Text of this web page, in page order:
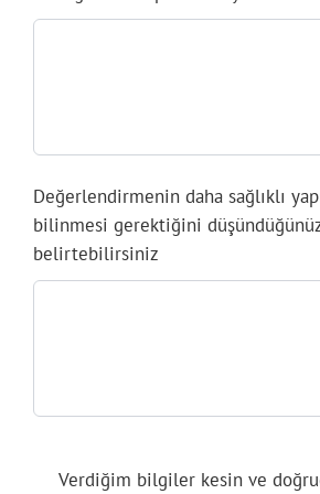
Değerlendirmenin daha sağlıklı
bilinmesi gerektiğini
belirtebilirsiniz
Verdiğim bilgiler kesin ve